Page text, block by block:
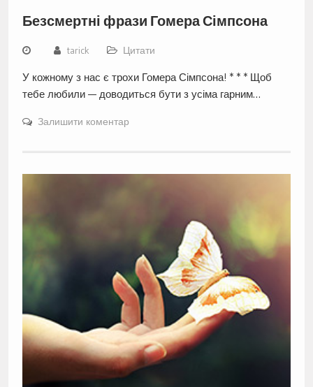
Безсмертні фрази Гомера Сімпсона
tarick Цитати
У кожному з нас є трохи Гомера Сімпсона! * * * Щоб
тебе любили — доводиться бути з усіма гарним…
Залишити коментар